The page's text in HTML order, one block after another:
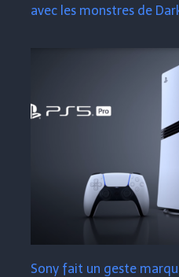
avec les monstres de
Sony fait un geste